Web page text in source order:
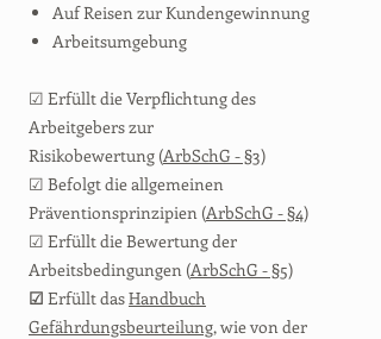
Auf Reisen zur Kundengewinnung
Arbeitsumgebung
☑ Erfüllt die Verpflichtung des
Arbeitgebers zur
Risikobewertung (ArbSchG - §3)
☑ Befolgt die allgemeinen
Präventionsprinzipien (ArbSchG - §4)
☑ Erfüllt die Bewertung der
Arbeitsbedingungen (ArbSchG - §5)
☑ Erfüllt dasHandbuch
Gefährdungsbeurteilung, wie von der